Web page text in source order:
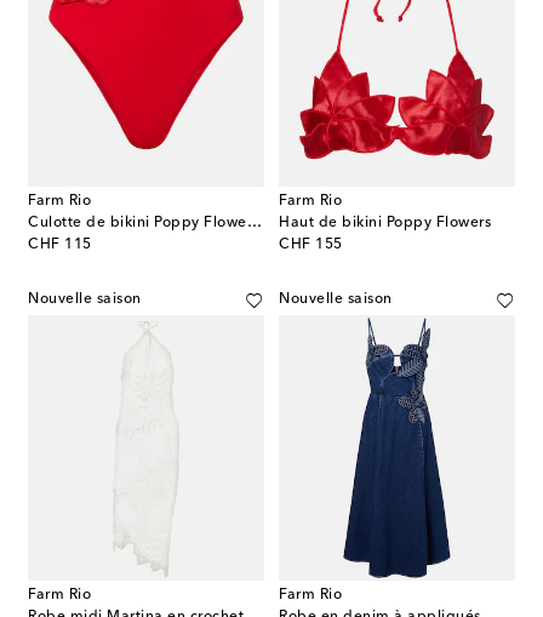
Farm Rio
Culotte de bikini Poppy Flowers à appliqué
CHF 115
original price
Farm Rio
Haut de bikini Poppy Flowers
CHF 155
original price
Nouvelle saison
Farm Rio
Nouvelle saison
Farm Rio